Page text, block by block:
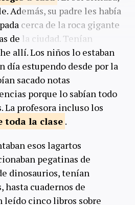
Además, su padre les había
cerca de la roca gigante
de la ciudad. Tenían
allí. Los niños lo estaban
día estupendo desde por la
sacado notas
porque lo sabían todo
La profesora incluso los
toda la clase .
esos lagartos
pegatinas de
dinosaurios, tenían
hasta cuadernos de
leído cinco libros sobre